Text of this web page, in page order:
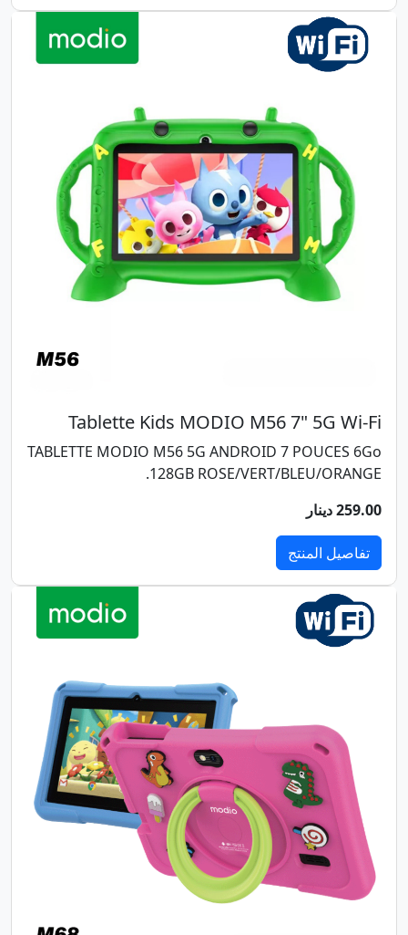
Tablette Kids MODIO M56 7" 5G Wi-Fi
TABLETTE MODIO M56 5G ANDROID 7 POUCES 6Go
128GB ROSE/VERT/BLEU/ORANGE.
259.00 دينار
تفاصيل المنتج